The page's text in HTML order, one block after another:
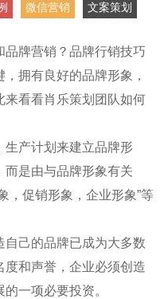
微信营销 文案策划
品牌营销？品牌行销技巧
拥有良好的品牌形象，
来看看肖乐策划团队如何
生产计划来建立品牌形
而是由与品牌形象有关
，促销形象，企业形象”等
己的品牌已成为大多数
和声誉，企业必须创造
一项必要投资。